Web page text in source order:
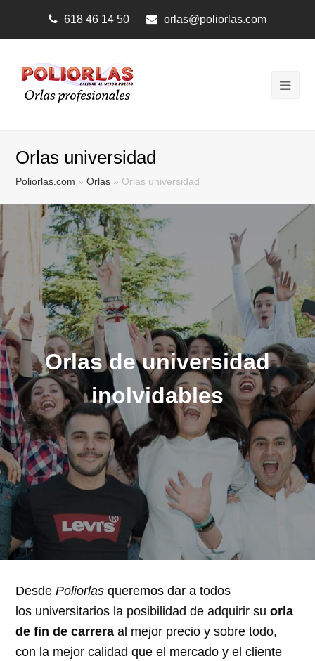
618 46 14 50 orlas@poliorlas.com
Orlas universidad
Poliorlas.com »Orlas » Orlas universidad
Orlas de universidad
inolvidables
DesdePoliorlas queremos dar a todos
los universitarios la posibilidad de adquirir suorla
de fin de carreraal mejor precio y sobre todo,
con la mejor calidad que el mercado y el cliente